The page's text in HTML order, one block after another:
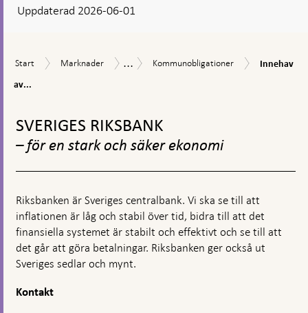
visas
Uppdaterad 2026-06-01
Start
Start Marknader
Marknader
Innehav
kronor
... Kommunobligationer
Kommunobligationer
Innehav
Innehav
av...
toppnavigation
SVERIGES RIKSBANK
– för en stark och säker ekonomi
Riksbanken är Sveriges centralbank. Vi ska se till att
inflationen är låg och stabil över tid, bidra till att det
finansiella systemet är stabilt och effektivt och se till att
det går att göra betalningar. Riksbanken ger också ut
Sveriges sedlar och mynt.
Kontakt